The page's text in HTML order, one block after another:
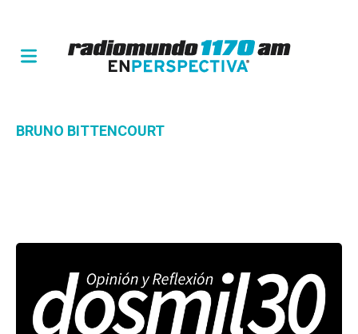
BRUNO BITTENCOURT